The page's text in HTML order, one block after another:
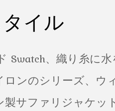
イル
Swatch、織り糸に
ンのシリーズ、ウ
サファリジャケッ